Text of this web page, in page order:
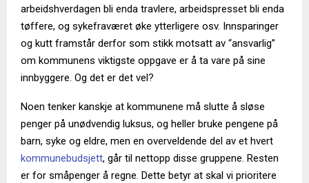
arbeidshverdagen bli enda travlere, arbeidspresset bli enda
tøffere, og sykefraværet øke ytterligere osv. Innsparinger
og kutt framstår derfor som stikk motsatt av “ansvarlig”
om kommunens viktigste oppgave er å ta vare på sine
innbyggere. Og det er det vel?
Noen tenker kanskje at kommunene må slutte å sløse
penger på unødvendig luksus, og heller bruke pengene på
barn, syke og eldre, men en overveldende del av et hvert
kommunebudsjett, går til nettopp disse gruppene. Resten
er for småpenger å regne. Dette betyr at skal vi prioritere